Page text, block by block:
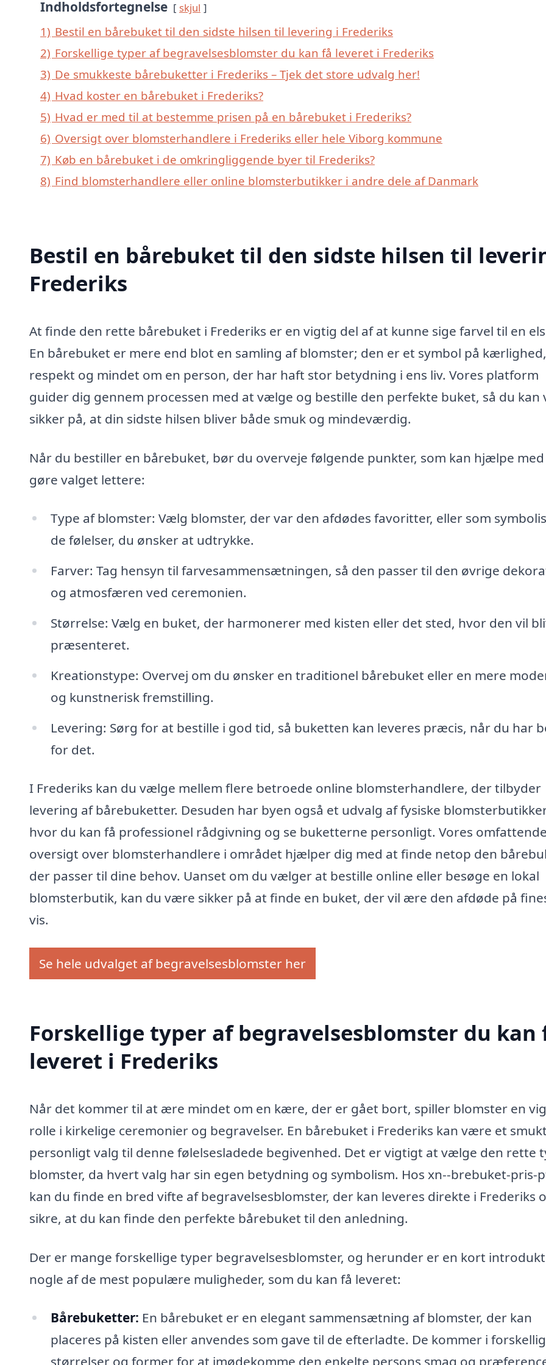
Indholdsfortegnelse skjul
1) Bestil en bårebuket til den sidste hilsen til levering i Frederiks
2) Forskellige typer af begravelsesblomster du kan få leveret i Frederiks
3) De smukkeste bårebuketter i Frederiks – Tjek det store udvalg her!
4) Hvad koster en bårebuket i Frederiks?
5) Hvad er med til at bestemme prisen på en bårebuket i Frederiks?
6) Oversigt over blomsterhandlere i Frederiks eller hele Viborg kommune
7) Køb en bårebuket i de omkringliggende byer til Frederiks?
8) Find blomsterhandlere eller online blomsterbutikker i andre dele af Danmark
Bestil en bårebuket til den sidste hilsen til
Frederiks
At finde den rette bårebuket i Frederiks er en vigtig del af at kunne sige farvel til en
En bårebuket er mere end blot en samling af blomster; den er et symbol på kærlighed,
respekt og mindet om en person, der har haft stor betydning i ens liv. Vores platform
guider dig gennem processen med at vælge og bestille den perfekte buket, så du
sikker på, at din sidste hilsen bliver både smuk og mindeværdig.
Når du bestiller en bårebuket, bør du overveje følgende punkter, som kan hjælpe
gøre valget lettere:
Type af blomster: Vælg blomster, der var den afdødes favoritter, eller som
de følelser, du ønsker at udtrykke.
Farver: Tag hensyn til farvesammensætningen, så den passer til den øvrige
og atmosfæren ved ceremonien.
Størrelse: Vælg en buket, der harmonerer med kisten eller det sted, hvor den vil
præsenteret.
Kreationstype: Overvej om du ønsker en traditionel bårebuket eller en mere
og kunstnerisk fremstilling.
Levering: Sørg for at bestille i god tid, så buketten kan leveres præcis, når du har
for det.
I Frederiks kan du vælge mellem flere betroede online blomsterhandlere, der tilbyder
levering af bårebuketter. Desuden har byen også et udvalg af fysiske
hvor du kan få professionel rådgivning og se buketterne personligt. Vores
oversigt over blomsterhandlere i området hjælper dig med at finde netop den
der passer til dine behov. Uanset om du vælger at bestille online eller besøge en lokal
blomsterbutik, kan du være sikker på at finde en buket, der vil ære den afdøde på
vis.
Se hele udvalget af begravelsesblomster her
Forskellige typer af begravelsesblomster du kan
leveret i Frederiks
Når det kommer til at ære mindet om en kære, der er gået bort, spiller blomster en
rolle i kirkelige ceremonier og begravelser. En bårebuket i Frederiks kan være et
personligt valg til denne følelsesladede begivenhed. Det er vigtigt at vælge den rette
blomster, da hvert valg har sin egen betydning og symbolism. Hos xn--brebuket-pris-
kan du finde en bred vifte af begravelsesblomster, der kan leveres direkte i Frederiks
sikre, at du kan finde den perfekte bårebuket til den anledning.
Der er mange forskellige typer begravelsesblomster, og herunder er en kort
nogle af de mest populære muligheder, som du kan få leveret:
Bårebuketter: En bårebuket er en elegant sammensætning af blomster, der kan
placeres på kisten eller anvendes som gave til de efterladte. De kommer i
størrelser og former for at imødekomme den enkelte persons smag og